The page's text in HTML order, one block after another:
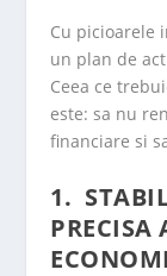
Cu picioarele
un plan de
Ceea ce
este: sa nu
financiare si
1.
PRECISA